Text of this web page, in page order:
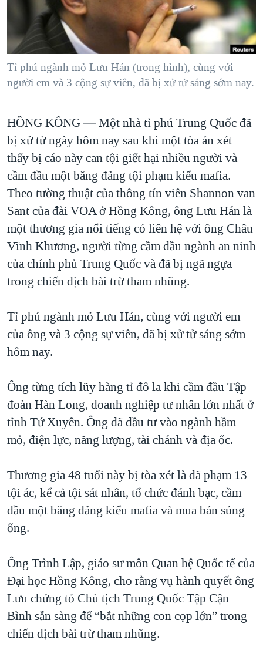
NGƯỜI VIỆT HẢI NGOẠI
ĐỜI SỐNG
KINH TẾ
KHOA HỌC
VĂN HOÁ
THỂ THAO
GIÁO DỤC
HÀNH TRÌNH BẦU CỬ 2024
MỘT NĂM CHIẾN TRANH TẠI DẢI GAZA
GIẢI MÃ VÀNH ĐAI & CON ĐƯỜNG
NGÀY TỊ NẠN THẾ GIỚI
GROUND ZERO – XƯA VÀ NAY
CHI PHÍ CHIẾN TRANH AFGHANISTAN
CÁC GIÁ TRỊ CỘNG HÒA Ở VIỆT NAM
THƯỢNG ĐỈNH TRUMP-KIM TẠI VIỆT NAM
TRỊNH VĨNH BÌNH VS. CHÍNH PHỦ VIỆT NAM
NGƯ DÂN VIỆT VÀ LÀN SÓNG TRỘM HẢI SÂM
BÊN KIA QUỐC LỘ: TIẾNG VỌNG TỪ NÔNG THÔN MỸ
QUAN HỆ VIỆT MỸ
NGHE
MẠNG XÃ HỘI
Ngôn ngữ khác
Tỉ phú ngành mỏ Lưu Hán (trong hình), cùng với
người em và 3 cộng sự viên, đã bị xử tử sáng sớm nay.
HỒNG KÔNG —Một nhà tỉ phú Trung Quốc đã
bị xử tử ngày hôm nay sau khi một tòa án xét
thấy bị cáo này can tội giết hại nhiều người và
cầm đầu một băng đảng tội phạm kiểu mafia.
Theo tường thuật của thông tín viên Shannon van
Sant của đài VOA ở Hồng Kông, ông Lưu Hán là
một thương gia nổi tiếng có liên hệ với ông Châu
Vĩnh Khương, người từng cầm đầu ngành an ninh
của chính phủ Trung Quốc và đã bị ngã ngựa
trong chiến dịch bài trừ tham nhũng.
Tỉ phú ngành mỏ Lưu Hán, cùng với người em
của ông và 3 cộng sự viên, đã bị xử tử sáng sớm
hôm nay.
Ông từng tích lũy hàng tỉ đô la khi cầm đầu Tập
đoàn Hàn Long, doanh nghiệp tư nhân lớn nhất ở
tỉnh Tứ Xuyên. Ông đã đầu tư vào ngành hầm
mỏ, điện lực, năng lượng, tài chánh và địa ốc.
Thương gia 48 tuổi này bị tòa xét là đã phạm 13
tội ác, kể cả tội sát nhân, tổ chức đánh bạc, cầm
đầu một băng đảng kiểu mafia và mua bán súng
ống.
Ông Trình Lập, giáo sư môn Quan hệ Quốc tế của
Đại học Hồng Kông, cho rằng vụ hành quyết ông
Lưu chứng tỏ Chủ tịch Trung Quốc Tập Cận
Bình sẵn sàng để “bắt những con cọp lớn” trong
chiến dịch bài trừ tham nhũng.